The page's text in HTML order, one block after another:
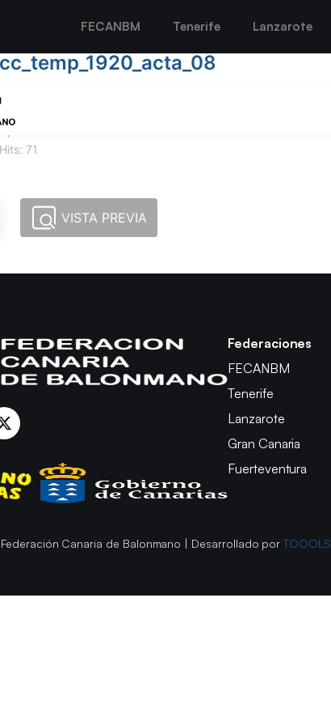
FECANBM Tenerife Lanzarote
cc_temp_1920_acta_08
Hits: 71
VISTA PREVIA
Federaciones
FECANBM
Tenerife
Lanzarote
Gran Canaria
Fuerteventura
Canaria de Balonmano | Desarrollado porTOOOLS